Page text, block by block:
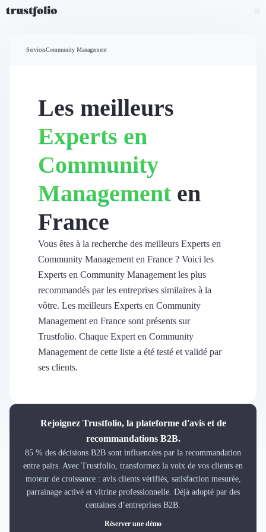
Widgets d'avis
Partage d’avis multicanal
Vidéo de témoignage
Révéler le réseau
Vitrine & média
Suivi du ROI
Voir tous nos avis clients
Demander une démo
Connexion
Cabinet de Recrutement
Marque Employeur
Conseil en Management et Organisation
Gestion paie
Qualité de Vie au Travail (QVT)
Portage Salarial
Responsabilité Sociétale des Entreprises (RSE)
ServicesCommunity Management
Les meilleurs
Experts en
Community
Management en
France
Vous êtes à la recherche des meilleurs Experts en
Community Management en France ? Voici les
Experts en Community Management les plus
recommandés par les entreprises similaires à la
vôtre. Les meilleurs Experts en Community
Management en France sont présents sur
Trustfolio. Chaque Expert en Community
Management de cette liste a été testé et validé par
ses clients.
Rejoignez Trustfolio, la plateforme d'avis et de
recommandations B2B.
85 % des décisions B2B sont influencées par la recommandation
entre pairs. Avec Trustfolio, transformez la voix de vos clients en
moteur de croissance : avis clients vérifiés, satisfaction mesurée,
parrainage activé et vitrine professionnelle. Déjà adopté par des
centaines d’entreprises B2B.
Réserver une démo